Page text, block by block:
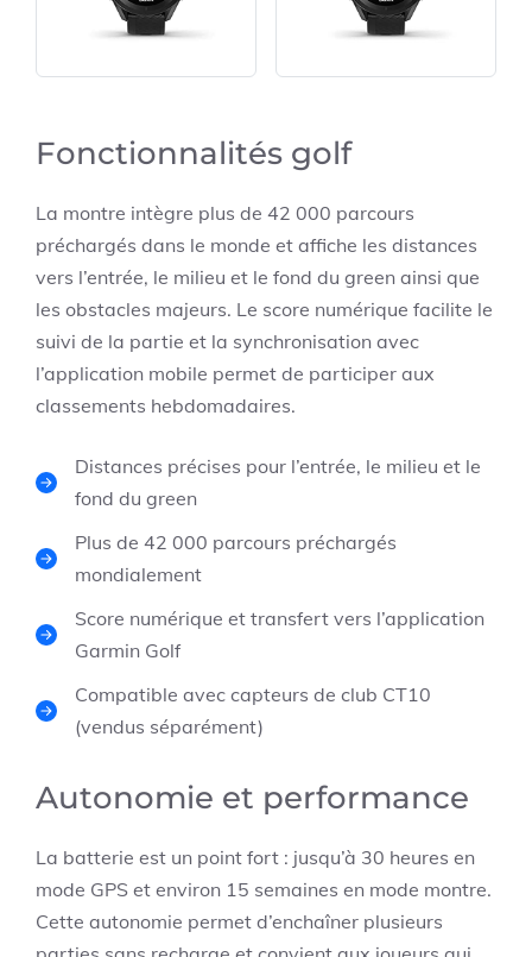
Fonctionnalités golf
La montre intègre plus de 42 000 parcours
préchargés dans le monde et affiche les distances
vers l’entrée, le milieu et le fond du green ainsi que
les obstacles majeurs. Le score numérique facilite le
suivi de la partie et la synchronisation avec
l’application mobile permet de participer aux
classements hebdomadaires.
Distances précises pour l’entrée, le milieu et le
fond du green
Plus de 42 000 parcours préchargés
mondialement
Score numérique et transfert vers l’application
Garmin Golf
Compatible avec capteurs de club CT10
(vendus séparément)
Autonomie et performance
La batterie est un point fort : jusqu’à 30 heures en
mode GPS et environ 15 semaines en mode montre.
Cette autonomie permet d’enchaîner plusieurs